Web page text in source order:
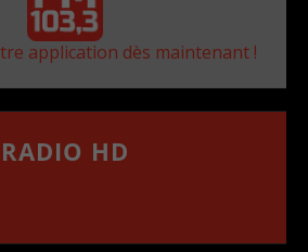
application dès maintenant !
RADIO HD